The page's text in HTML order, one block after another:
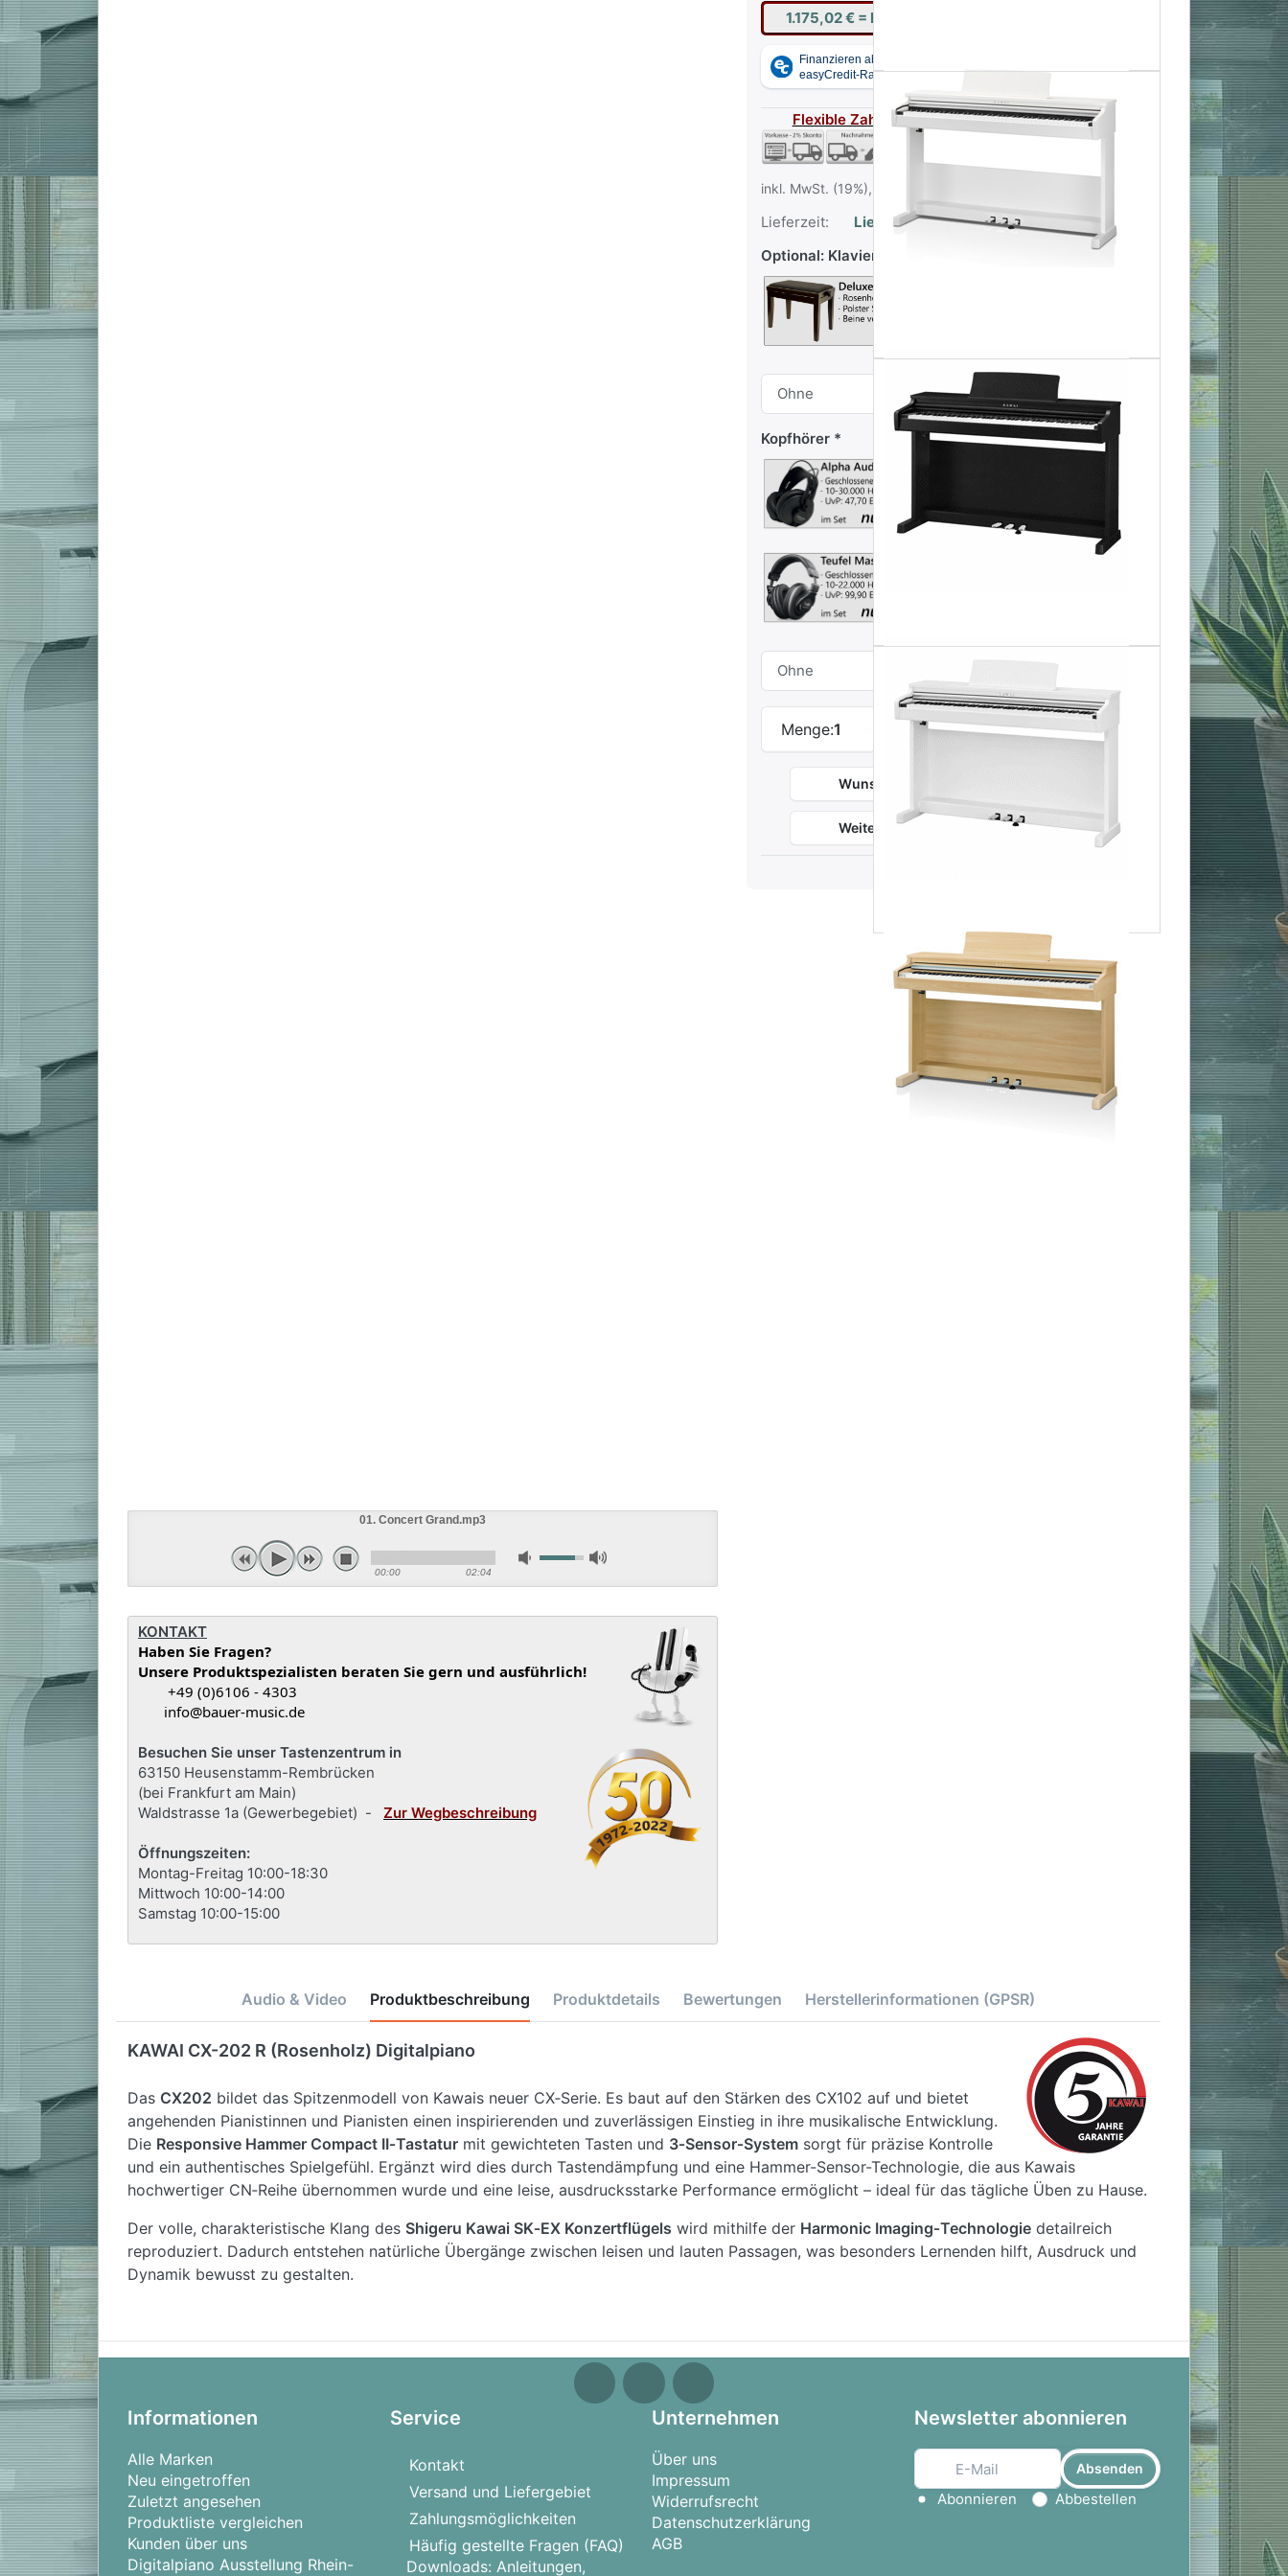
01. Concert Grand.mp3
00:00 02:04
KONTAKT
Haben Sie Fragen?
Unsere Produktspezialisten beraten Sie gern und ausführlich!
+49 (0)6106 - 4303
info@bauer-music.de
Besuchen Sie unser Tastenzentrum in
63150 Heusenstamm-Rembrücken
(bei Frankfurt am Main)
Waldstrasse 1a (Gewerbegebiet) - Zur Wegbeschreibung
Öffnungszeiten:
Montag-Freitag 10:00-18:30
Mittwoch 10:00-14:00
Samstag 10:00-15:00
1.175,02 € = Ihr Preis mit 2% Skonto bei Vorkasse
Flexible Zahlarten - für mehr Infos hier klicken
inkl. MwSt. (19%),
Lieferzeit:
Lieferzeit 5-8 Tage
Optional: Klavierbank Rosenholz
Kopfhörer
Menge:1
Kawai CX-202 R Digitalpiano Rosenholz zu 1.199,00 €,
In den Warenkorb
Wunschliste
Weitersagen Vergleichen
Audio & Video Produktbeschreibung Produktdetails Bewertungen Herstellerinformationen (GPSR)
KAWAI CX-202 R (Rosenholz) Digitalpiano
Das CX202 bildet das Spitzenmodell von Kawais neuer CX‑Serie. Es baut auf den Stärken des CX102 auf und bietet
angehenden Pianistinnen und Pianisten einen inspirierenden und zuverlässigen Einstieg in ihre musikalische Entwicklung.
Die Responsive Hammer Compact II‑Tastatur mit gewichteten Tasten und 3‑Sensor‑System sorgt für präzise Kontrolle
und ein authentisches Spielgefühl. Ergänzt wird dies durch Tastendämpfung und eine Hammer-Sensor-Technologie, die aus Kawais
hochwertiger CN‑Reihe übernommen wurde und eine leise, ausdrucksstarke Performance ermöglicht – ideal für das tägliche Üben zu Hause.
Der volle, charakteristische Klang des Shigeru Kawai SK‑EX Konzertflügels wird mithilfe der Harmonic Imaging‑Technologie detailreich
reproduziert. Dadurch entstehen natürliche Übergänge zwischen leisen und lauten Passagen, was besonders Lernenden hilft, Ausdruck und
Dynamik bewusst zu gestalten.
Klangwiedergabe und schafft ein immersives Hörerlebnis – sowohl für die Spielenden als auch für Zuhörer.
Für das Lernen zu Hause stellt das CX202 zahlreiche praktische Funktionen bereit.
Verbindung zu Apps wie Skoove, Tomplay oder Kawais PiaBookPlayer und bringen Abwechslung ins Üben. ÜberBluetooth Audiolässt sich
ideal für Haushalte mit mehreren Personen. Ein integriertes Metronom unterstützt das Timing, der Recorder hilft beim Überprüfen des eigenen
Fortschritts, und die Lesson‑Funktion bietet Stücke aus bekannten Klavierschulen für strukturiertes Lernen.
Das Gehäuse des CX202 ist schlicht und modern gestaltet und fügt sich harmonisch in unterschiedliche Wohnumgebungen ein. Es ist in
Premium Rosewood
Satin Whiteerhältlich und verfügt über praktische Details wie ein klappbares Notenpult, eine
Informationen
Alle Marken
Neu eingetroffen
Zuletzt angesehen
Produktliste vergleichen
Kunden über uns
Digitalpiano Ausstellung Rhein-
Service
Kontakt
Versand und Liefergebiet
Zahlungsmöglichkeiten
Häufig gestellte Fragen (FAQ)
Downloads: Anleitungen,
Unternehmen
Über uns
Impressum
Widerrufsrecht
Datenschutzerklärung
AGB
Newsletter abonnieren
Absenden
Aktion wählen
Abonnieren Abbestellen